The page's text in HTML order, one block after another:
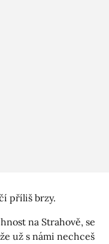
příliš brzy.
na Strahově, se
už s námi nechceš